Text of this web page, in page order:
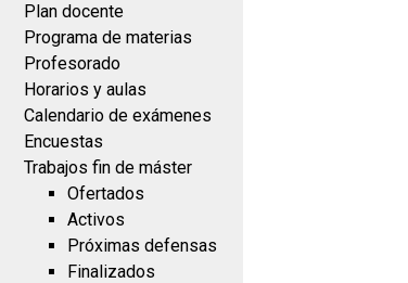
Plan docente
Programa de materias
Profesorado
Horarios y aulas
Calendario de exámenes
Encuestas
Trabajos fin de máster
Ofertados
Activos
Próximas defensas
Finalizados